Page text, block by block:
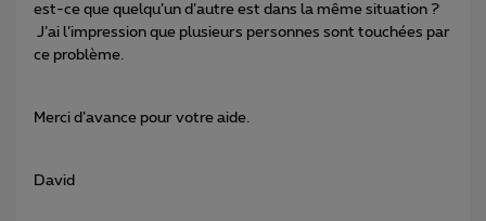
est-ce que quelqu’un d’autre est dans la même situation ?
J’ai l’impression que plusieurs personnes sont touchées par
ce problème.
Merci d’avance pour votre aide.
David